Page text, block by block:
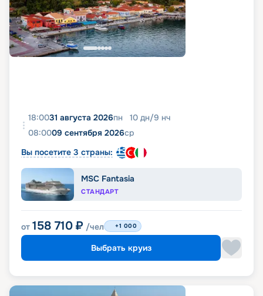
18:0031 августа 2026пн 10 дн/9 нч
08:0009 сентября 2026ср
Вы посетите 3 страны:
MSC Fantasia
СТАНДАРТ
от 158 710 ₽ /чел +1 000
Выбрать круиз